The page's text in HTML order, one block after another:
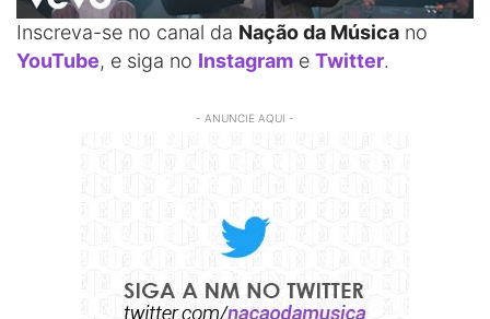
Inscreva-se no canal da Nação da Música no
YouTube, e siga no Instagram e Twitter.
- ANUNCIE AQUI -